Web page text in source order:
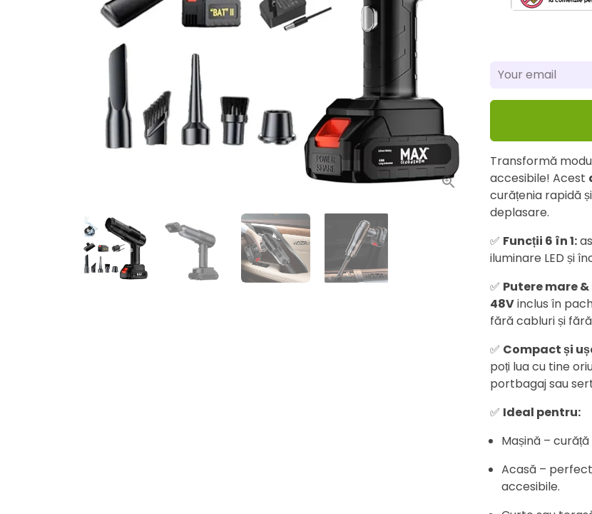
Transformă
accesibile! Acest
curățenia rapidă
deplasare.
✅ Funcții 6 în 1:
iluminare LED și
✅ Putere mare
48Vinclus în
fără cabluri și fără
✅ Compact și
poți lua cu tine
portbagaj sau
✅ Ideal pentru:
Mașină –
Acasă –
accesibile.